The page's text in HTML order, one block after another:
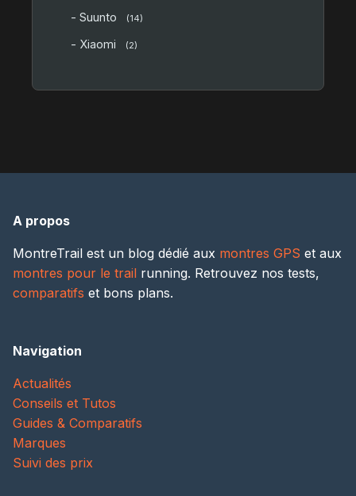
- Suunto (14)
- Xiaomi (2)
A propos
MontreTrail est un blog dédié aux montres GPS et aux
montres pour le trail running. Retrouvez nos tests,
comparatifs et bons plans.
Navigation
Actualités
Conseils et Tutos
Guides & Comparatifs
Marques
Suivi des prix